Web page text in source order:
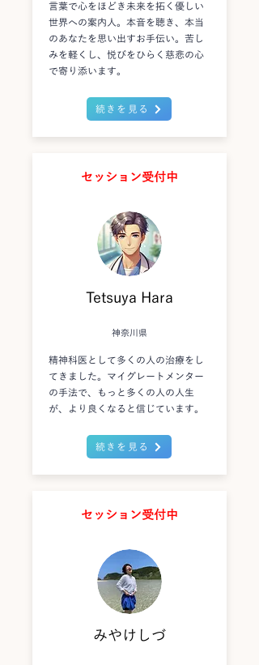
言葉で心をほどき未来を拓く優しい
世界への案内人。本音を聴き、本当
のあなたを思い出すお手伝い。苦し
みを軽くし、悦びをひらく慈悲の心
で寄り添います。
続きを見る
セッション受付中
Tetsuya Hara
神奈川県
精神科医として多くの人の治療をし
てきました。マイグレートメンター
の手法で、もっと多くの人の人生
が、より良くなると信じています。
続きを見る
セッション受付中
みやけしづ